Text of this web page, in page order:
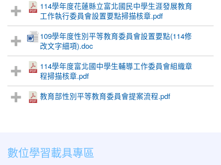
114學年度花蓮縣立富北國民中學生涯發展教育
工作執行委員會設置要點掃描核章.pdf
109學年度性別平等教育委員會設置要點(114修
改文字細項).doc
114學年度富北國中學生輔導工作委員會組織章
程掃描核章.pdf
教育部性別平等教育委員會提案流程.pdf
數位學習載具專區